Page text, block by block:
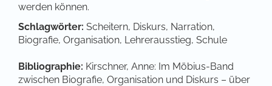
werden können.
Schlagwörter: Scheitern, Diskurs, Narration,
Biografie, Organisation, Lehrerausstieg, Schule
Bibliographie: Kirschner, Anne: Im Möbius-Band
zwischen Biografie, Organisation und Diskurs – über